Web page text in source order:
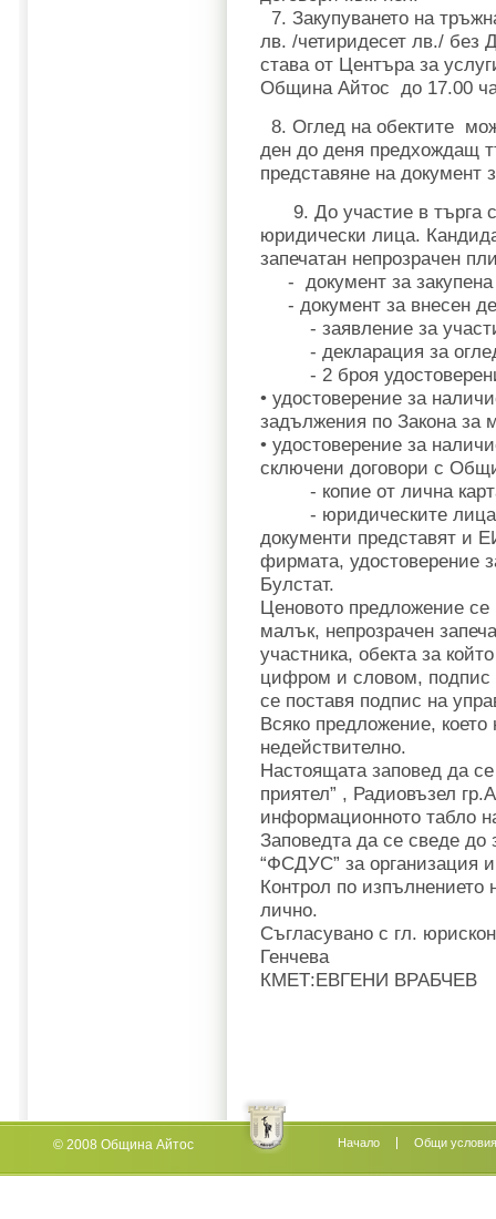
7. Закупуването на
лв. /четиридесет лв./ без
става от Центъра за
Община Айтос до 17.00
8. Оглед на обектите
ден до деня предхождащ
представяне на документ
9. До участие в търга
юридически лица.
запечатан непрозрачен
- документ за закупена
- документ за внесен
- заявление за
- декларация за
- 2 броя
• удостоверение за
задължения по Закона за
• удостоверение за
сключени договори с
- копие от лична
- юридическите лица
документи представят и
фирмата, удостоверение
Булстат.
Ценовото предложение се
малък, непрозрачен
участника, обекта за
цифром и словом, подпис
се поставя подпис на
Всяко предложение, което
недействително.
Настоящата заповед да
приятел” , Радиовъзел
информационното табло
Заповедта да се сведе
“ФСДУС” за организация
Контрол по
лично.
Съгласувано с гл.
Генчева
КМЕТ:ЕВГЕНИ
© 2008 Община Айтос Начало Oбщи условия